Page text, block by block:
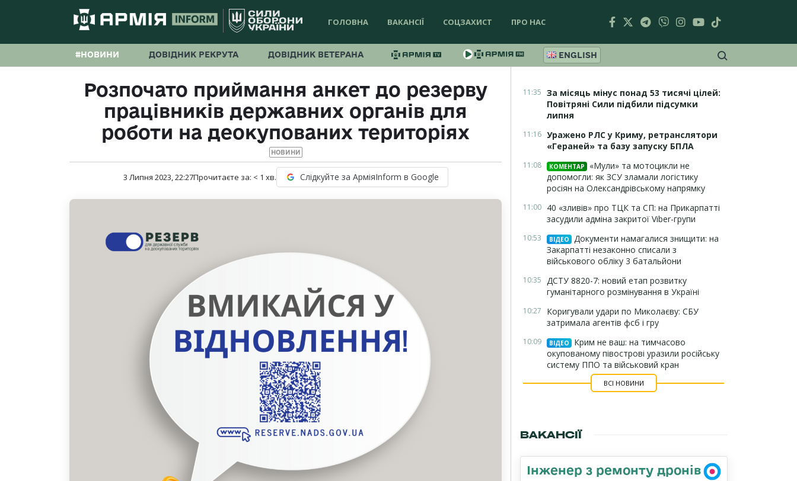
ГОЛОВНА ВАКАНСІЇ СОЦЗАХИСТ ПРО НАС
#НОВИНИ ДОВІДНИК РЕКРУТА ДОВІДНИК ВЕТЕРАНА ENGLISH
Розпочато приймання анкет до резерву
працівників державних органів для
роботи на деокупованих територіях
НОВИНИ
3 Липня 2023, 22:27Прочитаєте за: < 1 хв. Слідкуйте за АрміяInform в Google
11:35 За місяць мінус понад 53 тисячі цілей:
Повітряні Сили підбили підсумки
липня
11:16 Уражено РЛС у Криму, ретранслятори
«Гераней» та базу запуску БПЛА
11:08 КОМЕНТАР
«Мули» та мотоцикли не
допомогли: як ЗСУ зламали логістику
росіян на Олександрівському напрямку
11:00 40 «зливів» про ТЦК та СП: на Прикарпатті
засудили адміна закритої Viber-групи
10:53 ВІДЕО
Документи намагалися знищити: на
Закарпатті незаконно списали з
військового обліку 3 батальйони
10:35 ДСТУ 8820-7: новий етап розвитку
гуманітарного розмінування в Україні
10:27
Коригували удари по Миколаєву: СБУ
затримала агентів фсб і гру
10:09 ВІДЕО
Крим не ваш: на тимчасово
окупованому півострові уразили російську
систему ППО та військовий кран
ВСІ НОВИНИ
ВАКАНСІЇ
Інженер з ремонту дронів